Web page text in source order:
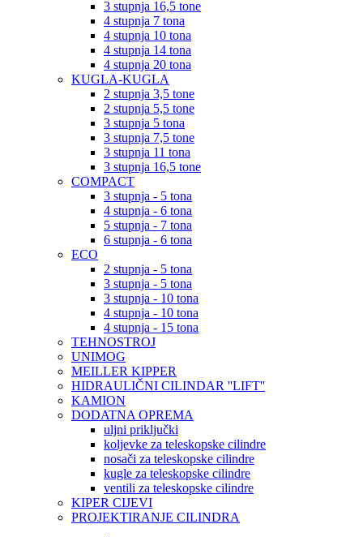
3 stupnja 16,5 tone
4 stupnja 7 tona
4 stupnja 10 tona
4 stupnja 14 tona
4 stupnja 20 tona
KUGLA-KUGLA
2 stupnja 3,5 tone
2 stupnja 5,5 tone
3 stupnja 5 tona
3 stupnja 7,5 tone
3 stupnja 11 tona
3 stupnja 16,5 tone
COMPACT
3 stupnja - 5 tona
4 stupnja - 6 tona
5 stupnja - 7 tona
6 stupnja - 6 tona
ECO
2 stupnja - 5 tona
3 stupnja - 5 tona
3 stupnja - 10 tona
4 stupnja - 10 tona
4 stupnja - 15 tona
TEHNOSTROJ
UNIMOG
MEILLER KIPPER
HIDRAULIČNI CILINDAR ''LIFT''
KAMION
DODATNA OPREMA
uljni priključki
koljevke za teleskopske cilindre
nosači za teleskopske cilindre
kugle za teleskopske cilindre
ventili za teleskopske cilindre
KIPER CIJEVI
PROJEKTIRANJE CILINDRA